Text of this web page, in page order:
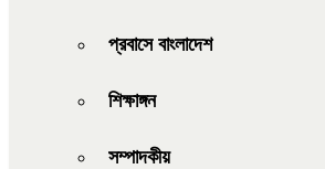
প্রবাসে বাংলাদেশ
শিক্ষাঙ্গন
সম্পাদকীয়